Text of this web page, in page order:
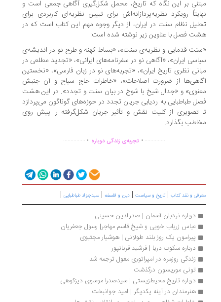
بر این نگاه که تاریخ، محمل شکل‌گیری آگاهی جمعی است و
رویکرد نظریه‌پردازانه‌اش برای تبیین نظریه‌ای کاربردی برای
نظام سنت در ایران، از دیگر وجوه مهم این کتاب است که در
فصل با عناوین زیر نوشته شده است:
قدمایی و نظریه‌ی سنت»، «بساط كهنه و طرح نو در اندیشه‌ی
ایران»، «آگاهی نو در سفرنامه‌های ایرانی»، «تجدید مطلعی در
نظری تاریخ ایران»، «تجربه‌های نو در زبان فارسی»، «نخستین
از ضرورت اصلاحات»، «خاطرات حاج سیاح و آن جنبش
و «جدال شیخ با شوخ در بیان سنت و تجدد». در این هشت
طباطبایی به ردیابی جریان تجدد در حوزه‌های گوناگون می‌پردازد
تصویری از کلیت نقش و تأثیر جریان شکل‌گرفته را پیش روی
بگذارد.
............... .تجربه‌ی زندگی دوباره ...............
و نقد کتاب|تاریخ و سیاست |دین و فلسفه|سیدجواد طباطبایی|
درباره نردبان آسمان | صدرالدین حسینی
عباس زریاب خویی و شیخ قاسم مهاجر| رسول جعفریان
پیرامون یک روز بلند طولانی | هوشیار مجتبوی
درباره سکوت دریا | فرشید قربانپور
زندگی روزمره در امپراتوری مغول ترجمه شد
تونی موریسون درگذشت
درباره تاریخ محیط‌‌زیستی | سیدصدرا موسوی دیزکوهی
هنرمندان در آینه یکدیگر | امید جوانبخت